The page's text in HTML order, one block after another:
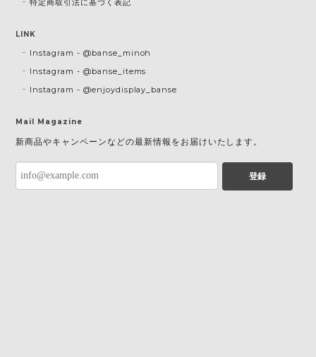
特定商取引法に基づく表記
LINK
Instagram - @banse_minoh
Instagram - @banse_items
Instagram - @enjoydisplay_banse
Mail Magazine
新商品やキャンペーンなどの最新情報をお届けいたします。
登録